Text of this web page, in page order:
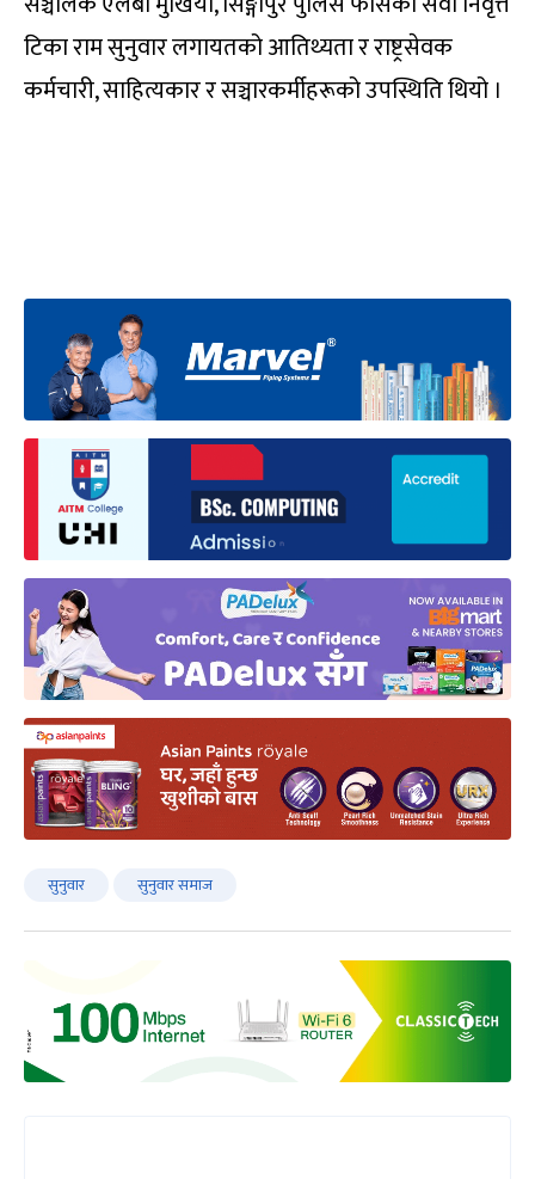
टिका राम सुनुवार लगायतको आतिथ्यता र राष्ट्रसेवक
कर्मचारी, साहित्यकार र सञ्चारकर्मीहरूको उपस्थिति थियो ।
सुनुवार सुनुवार समाज